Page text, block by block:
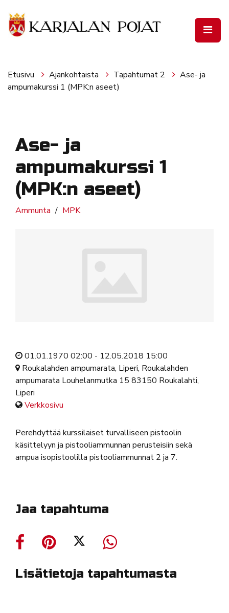
Etusivu Ajankohtaista Tapahtumat 2
Ase- ja
ampumakurssi 1 (MPK:n aseet)
Ase- ja
ampumakurssi 1
(MPK:n aseet)
Ammunta MPK
01.01.1970 02:00 - 12.05.2018 15:00
Roukalahden ampumarata, Liperi, Roukalahden
ampumarata Louhelanmutka 15 83150 Roukalahti,
Liperi
Verkkosivu
Perehdyttää kurssilaiset turvalliseen pistoolin
käsittelyyn ja pistooliammunnan perusteisiin sekä
ampua isopistoolilla pistooliammunnat 2 ja 7.
Jaa tapahtuma
Lisätietoja tapahtumasta